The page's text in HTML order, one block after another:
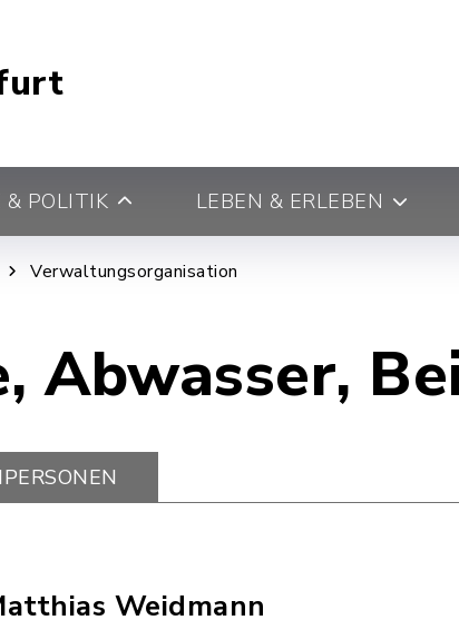
& POLITIK LEBEN & ERLEBEN
Verwaltungsorganisation
Abwasser,
Weidmann